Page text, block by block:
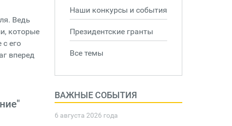
Ведь
которые
его
вперед
Наши конкурсы и события
Президентские гранты
Все темы
ВАЖНЫЕ СОБЫТИЯ
6 августа 2026 года